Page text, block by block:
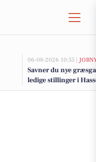
06-08-2026 10:55 |
Savner du nye
ledige stillinger i